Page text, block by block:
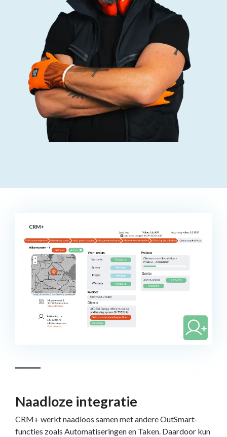
Naadloze integratie
CRM+ werkt naadloos samen met andere OutSmart-
functies zoals Automatiseringen en Taken. Daardoor kun